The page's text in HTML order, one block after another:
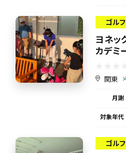
ゴルフ
ヨネッ
カデミ
関東
月謝
対象年代
ゴルフ